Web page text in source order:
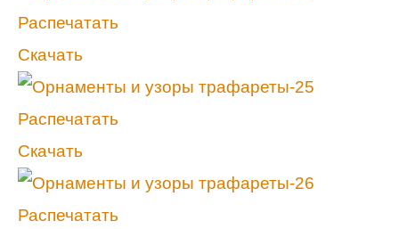
Распечатать
Скачать
Распечатать
Скачать
Распечатать